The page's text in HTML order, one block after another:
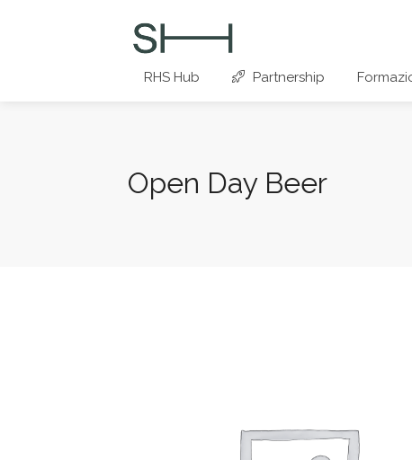
RHS Hub Partnership
Open Day Beer